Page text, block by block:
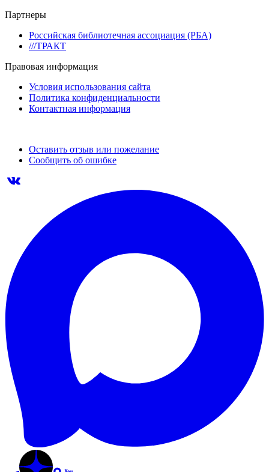
Партнеры
Российская библиотечная ассоциация (РБА)
///ТРАКТ
Правовая информация
Условия использования сайта
Политика конфиденциальности
Контактная информация
Оставить отзыв или пожелание
Сообщить об ошибке